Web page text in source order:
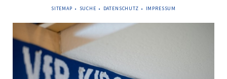
NAVIGATION
SITEMAP SUCHE DATENSCHUTZ IMPRESSUM